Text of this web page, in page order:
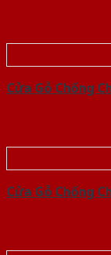
Cửa Gỗ Chống
Cửa Gỗ Chống